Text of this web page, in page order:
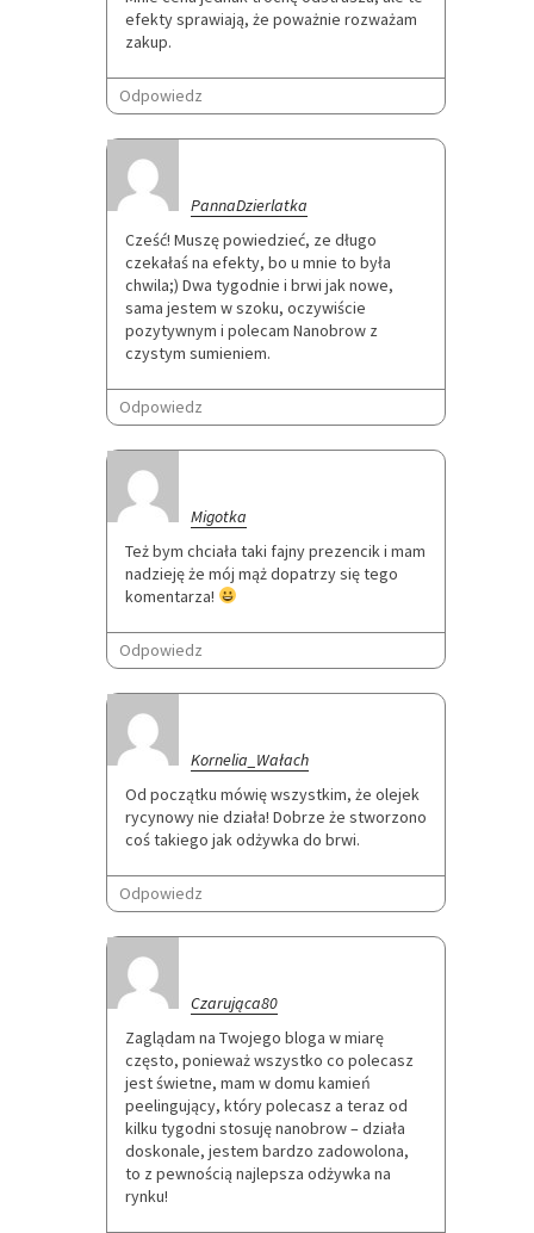
efekty sprawiają, że poważnie rozważam
zakup.
Odpowiedz
PannaDzierlatka
Cześć! Muszę powiedzieć, ze długo
czekałaś na efekty, bo u mnie to była
chwila;) Dwa tygodnie i brwi jak nowe,
sama jestem w szoku, oczywiście
pozytywnym i polecam Nanobrow z
czystym sumieniem.
Odpowiedz
Migotka
Też bym chciała taki fajny prezencik i mam
nadzieję że mój mąż dopatrzy się tego
komentarza!
Odpowiedz
Kornelia_Wałach
Od początku mówię wszystkim, że olejek
rycynowy nie działa! Dobrze że stworzono
coś takiego jak odżywka do brwi.
Odpowiedz
Czarująca80
Zaglądam na Twojego bloga w miarę
często, ponieważ wszystko co polecasz
jest świetne, mam w domu kamień
peelingujący, który polecasz a teraz od
kilku tygodni stosuję nanobrow – działa
doskonale, jestem bardzo zadowolona,
to z pewnością najlepsza odżywka na
rynku!